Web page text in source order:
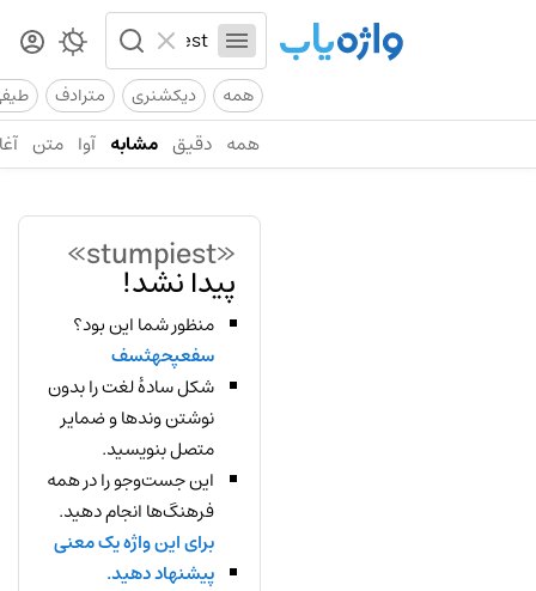
همه دیکشنری مترادف
همه دقیق مشابه آوا متن
«stumpiest»
پیدا نشد!
منظور شما این بود؟
سفعپحهثسف
شکل سادهٔ لغت را بدون
نوشتن وندها و ضمایر
متصل بنویسید.
این جست‌وجو را در همه
فرهنگ‌ها انجام دهید.
برای این واژه یک معنی
پیشنهاد دهید.